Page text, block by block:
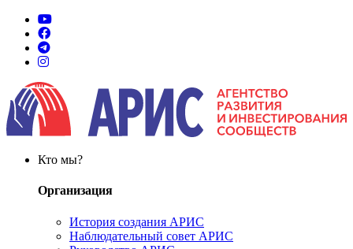
Кто мы?
Организация
История создания АРИС
Наблюдательный совет АРИС